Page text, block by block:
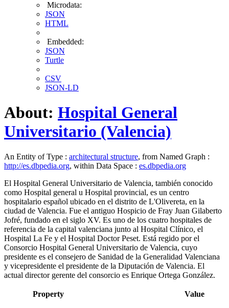
Microdata:
JSON
HTML
Embedded:
JSON
Turtle
CSV
JSON-LD
About: Hospital General
Universitario (Valencia)
An Entity of Type : architectural structure, from Named Graph :
http://es.dbpedia.org, within Data Space : es.dbpedia.org
El Hospital General Universitario de Valencia, también conocido
como Hospital general u Hospital provincial, es un centro
hospitalario español ubicado en el distrito de L'Olivereta, en la
ciudad de Valencia. Fue el antiguo Hospicio de Fray Juan Gilaberto
Jofré, fundado en el siglo XV. Es uno de los cuatro hospitales de
referencia de la capital valenciana junto al Hospital Clínico, el
Hospital La Fe y el Hospital Doctor Peset. Está regido por el
Consorcio Hospital General Universitario de Valencia, cuyo
presidente es el consejero de Sanidad de la Generalidad Valenciana
y vicepresidente el presidente de la Diputación de Valencia. El
actual director gerente del consorcio es Enrique Ortega González.
Property Value